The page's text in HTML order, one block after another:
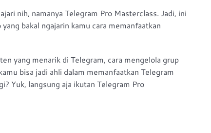
nih, namanya Telegram Pro Masterclass. Jadi, ini
bakal ngajarin kamu cara memanfaatkan
yang menarik di Telegram, cara mengelola grup
bisa jadi ahli dalam memanfaatkan Telegram
Yuk, langsung aja ikutan Telegram Pro